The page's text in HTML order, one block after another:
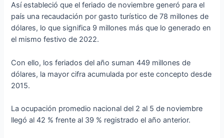
Así estableció que el feriado de noviembre generó para el
país una recaudación por gasto turístico de 78 millones de
dólares, lo que significa 9 millones más que lo generado en
el mismo festivo de 2022.
Con ello, los feriados del año suman 449 millones de
dólares, la mayor cifra acumulada por este concepto desde
2015.
La ocupación promedio nacional del 2 al 5 de noviembre
llegó al 42 % frente al 39 % registrado el año anterior.